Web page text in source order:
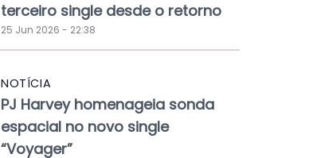
terceiro single desde o retorno
25 Jun 2026 - 22:38
NOTÍCIA
PJ Harvey homenageia sonda
espacial no novo single
“Voyager”